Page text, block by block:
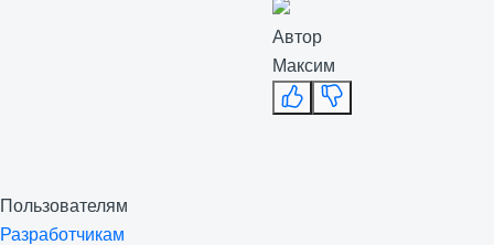
Автор
Максим
Пользователям
Разработчикам